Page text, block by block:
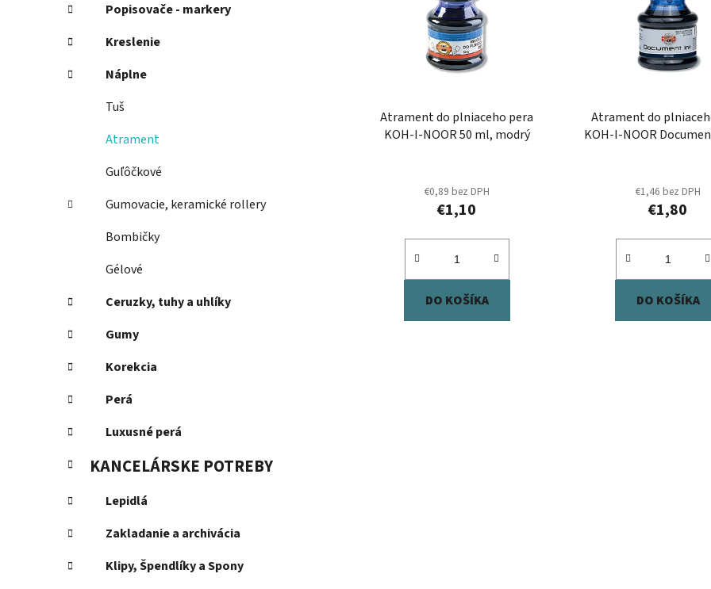
Popisovače - markery
Kreslenie
Náplne
Tuš
Atrament
Guľôčkové
Gumovacie, keramické rollery
Bombičky
Gélové
Ceruzky, tuhy a uhlíky
Gumy
Korekcia
Perá
Luxusné perá
KANCELÁRSKE POTREBY
Lepidlá
Zakladanie a archivácia
Klipy, Špendlíky a Spony
Atrament do plniaceho pera
KOH-I-NOOR 50 ml, modrý
€0,89 bez DPH
€1,10
DO KOŠÍKA
Atrament do
KOH-I-NOOR
€1,46 bez DPH
€1,80
DO KOŠÍKA